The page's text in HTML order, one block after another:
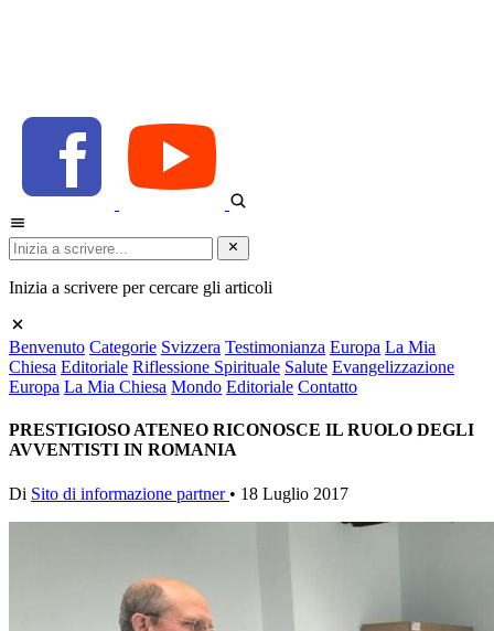
Inizia a scrivere per cercare gli articoli
Benvenuto Categorie Svizzera Testimonianza Europa La Mia
Chiesa Editoriale Riflessione Spirituale Salute Evangelizzazione
Europa La Mia Chiesa Mondo Editoriale Contatto
PRESTIGIOSO ATENEO RICONOSCE IL RUOLO DEGLI
AVVENTISTI IN ROMANIA
Di Sito di informazione partner • 18 Luglio 2017